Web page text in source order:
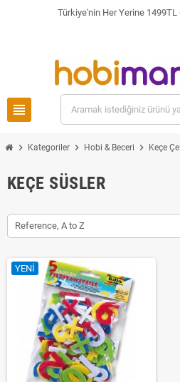
Türkiye'nin Her Yerine
view_headline
chevron_right Kategoriler chevron_right Hobi & Beceri chevron_right Keçe
KEÇE SÜSLER
Reference, A to Z
YENI